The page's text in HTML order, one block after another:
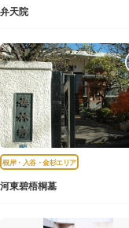
弁天院
根岸・入谷・金杉エリア
河東碧梧桐墓